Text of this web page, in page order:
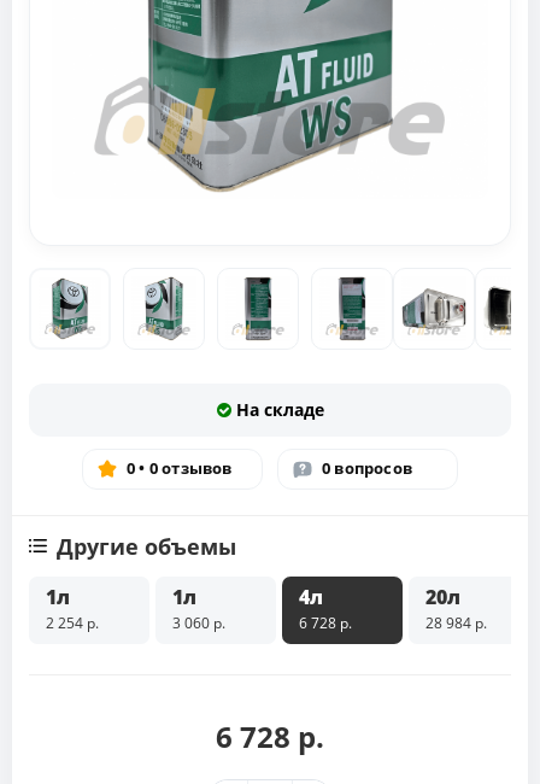
На складе
0 • 0 отзывов 0 вопросов
Другие объемы
1л
2 254 р.
1л
3 060 р.
4л
6 728 р.
20л
28 984 р.
6 728 р.